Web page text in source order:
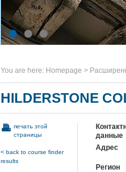
You are here: Homepage >
HILDERSTONE
печать этой
страницы
< back to course finder
results
данные
Адрес
Регион